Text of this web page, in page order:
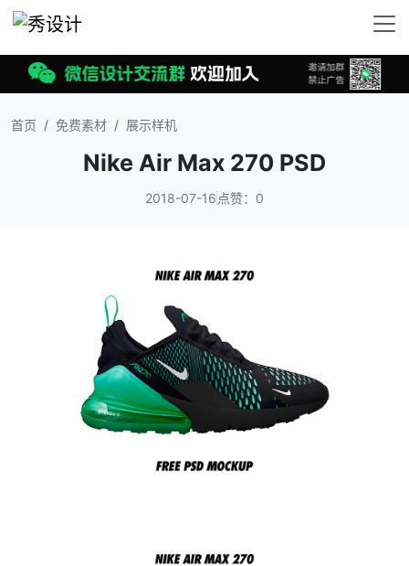
首页 免费素材 展示样机
Nike Air Max 270 PSD
2018-07-16 点赞：0